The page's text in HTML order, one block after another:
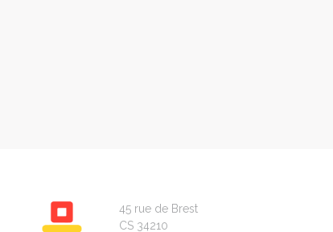
45 rue de Brest
CS 34210